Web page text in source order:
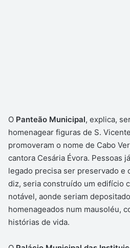
O Panteão Municipal, explica,
homenagear figuras de S.
promoveram o nome de Cabo
cantora Cesária Évora. Pessoas
legado precisa ser preservado e
diz, seria construído um edifício
notável, aonde seriam
homenageados num mausoléu,
histórias de vida.